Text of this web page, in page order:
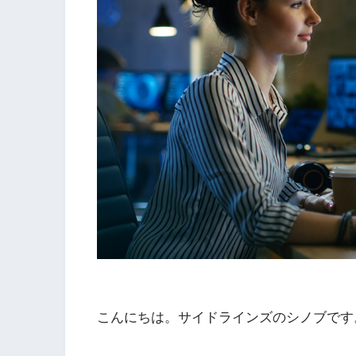
こんにちは。サイドラインズのシノブで